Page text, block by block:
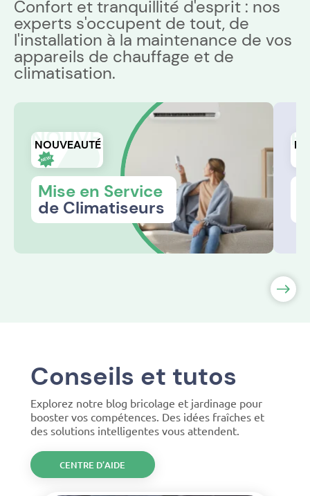
Confort et tranquillité d'esprit : nos
experts s'occupent de tout, de
l'installation à la maintenance de vos
appareils de chauffage et de
climatisation.
NOUVEAUTÉ
NOUVEAUTÉ
Mise en Service
de Climatiseurs
Conseils et tutos
Explorez notre blog bricolage et jardinage pour
booster vos compétences. Des idées fraîches et
des solutions intelligentes vous attendent.
CENTRE D’AIDE